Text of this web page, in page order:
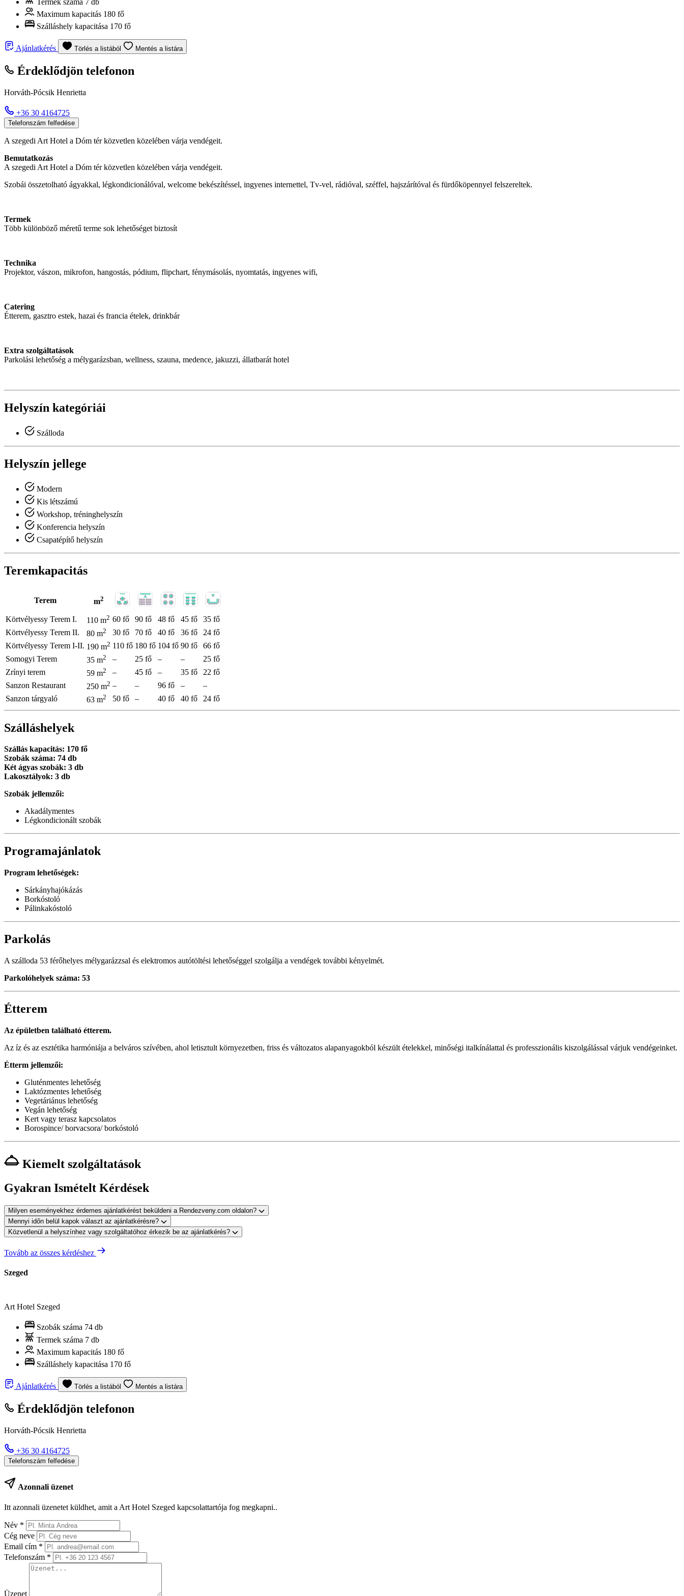
Termek száma 7 db
Maximum kapacitás 180 fő
Szálláshely kapacitása 170 fő
Ajánlatkérés Törlés a listából Mentés a listára
Érdeklődjön telefonon
Horváth-Pócsik Henrietta
+36 30 4164725
Telefonszám felfedése
A szegedi Art Hotel a Dóm tér közvetlen közelében várja vendégeit.
Bemutatkozás
A szegedi Art Hotel a Dóm tér közvetlen közelében várja vendégeit.
Szobái összetolható ágyakkal, légkondicionálóval, welcome bekészítéssel, ingyenes internettel, Tv-vel, rádióval, széffel, hajszárítóval és fürdőköpennyel felszereltek.
Termek
Több különböző méretű terme sok lehetőséget biztosít
Technika
Projektor, vászon, mikrofon, hangostás, pódium, flipchart, fénymásolás, nyomtatás, ingyenes wifi,
Catering
Étterem, gasztro estek, hazai és francia ételek, drinkbár
Extra szolgáltatások
Parkolási lehetőség a mélygarázsban, wellness, szauna, medence, jakuzzi, állatbarát hotel
Helyszín kategóriái
Szálloda
Helyszín jellege
Modern
Kis létszámú
Workshop, tréninghelyszín
Konferencia helyszín
Csapatépítő helyszín
Teremkapacitás
Terem m2
Körtvélyessy Terem I. 110 m2 60 fő 90 fő 48 fő 45 fő
35 fő
Körtvélyessy Terem II.
80 m2 30 fő 70 fő 40 fő 36 fő
24 fő
Körtvélyessy Terem I-II. 190 m2 110 fő 180 fő 104 fő 90 fő
66 fő
Somogyi Terem
35 m2 – 25 fő – –
25 fő
Zrínyi terem
59 m2 – 45 fő – 35 fő
22 fő
Sanzon Restaurant
250 m2 – – 96 fő –
–
Sanzon tárgyaló
63 m2 50 fő – 40 fő 40 fő 24 fő
Szálláshelyek
Szállás kapacitás: 170 fő
Szobák száma: 74 db
Két ágyas szobák: 3 db
Lakosztályok: 3 db
Szobák jellemzői:
Akadálymentes
Légkondicionált szobák
Programajánlatok
Program lehetőségek:
Sárkányhajókázás
Borkóstoló
Pálinkakóstoló
Parkolás
A szálloda 53 férőhelyes mélygarázzsal és elektromos autótöltési lehetőséggel szolgálja a vendégek további kényelmét.
Parkolóhelyek száma: 53
Étterem
Az épületben található étterem.
Az íz és az esztétika harmóniája a belváros szívében, ahol letisztult környezetben, friss és változatos alapanyagokból készült ételekkel, minőségi italkínálattal és professzionális kiszolgálással várjuk vendégeinket.
Étterm jellemzői:
Gluténmentes lehetőség
Laktózmentes lehetőség
Vegetáriánus lehetőség
Vegán lehetőség
Kert vagy terasz kapcsolatos
Borospince/ borvacsora/ borkóstoló
Kiemelt szolgáltatások
Gyakran Ismételt Kérdések
Milyen eseményekhez érdemes ajánlatkérést beküldeni a Rendezveny.com oldalon?
Mennyi időn belül kapok választ az ajánlatkérésre?
Közvetlenül a helyszínhez vagy szolgáltatóhoz érkezik be az ajánlatkérés?
Tovább az összes kérdéshez
Szeged
Art Hotel Szeged
Szobák száma 74 db
Termek száma 7 db
Maximum kapacitás 180 fő
Szálláshely kapacitása 170 fő
Ajánlatkérés Törlés a listából Mentés a listára
Érdeklődjön telefonon
Horváth-Pócsik Henrietta
+36 30 4164725
Telefonszám felfedése
Azonnali üzenet
Itt azonnali üzenetet küldhet, amit a Art Hotel Szeged kapcsolattartója fog megkapni..
Név *
Cég neve
Email cím *
Telefonszám *
Üzenet